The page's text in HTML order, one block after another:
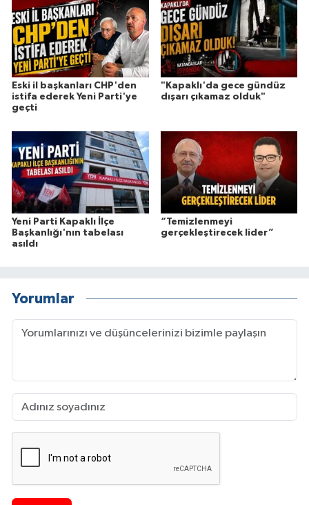
Eski il başkanları CHP'den
istifa ederek Yeni Parti'ye
geçti
"Kapaklı'da gece gündüz
dışarı çıkamaz olduk"
Yeni Parti Kapaklı İlçe
Başkanlığı'nın tabelası
asıldı
“Temizlenmeyi
gerçekleştirecek lider”
Yorumlar